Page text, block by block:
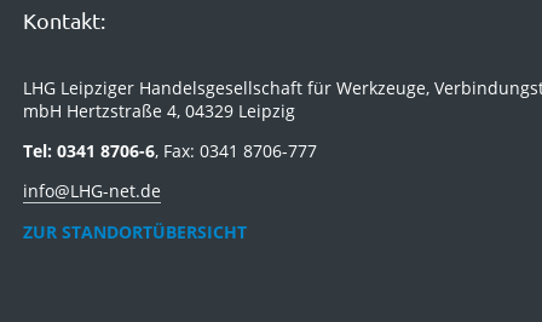
Kontakt:
LHG Leipziger Handelsgesellschaft für Werkzeuge,
mbH Hertzstraße 4, 04329 Leipzig
Tel: 0341 8706-6, Fax: 0341 8706-777
info@LHG-net.de
ZUR STANDORTÜBERSICHT